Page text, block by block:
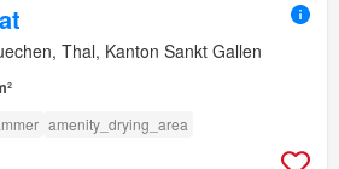
Thal, Kanton Sankt Gallen
amenity_drying_area